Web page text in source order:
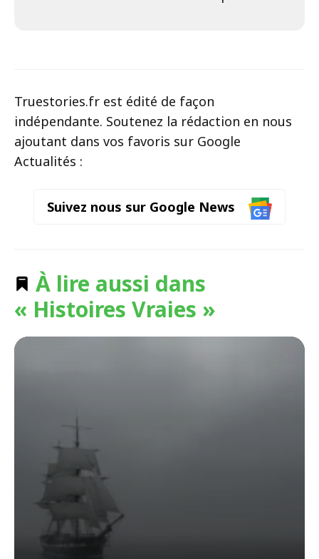
Truestories.fr est édité de façon
indépendante. Soutenez la rédaction en nous
ajoutant dans vos favoris sur Google
Actualités :
Suivez nous sur Google News
À lire aussi dans
« Histoires Vraies »